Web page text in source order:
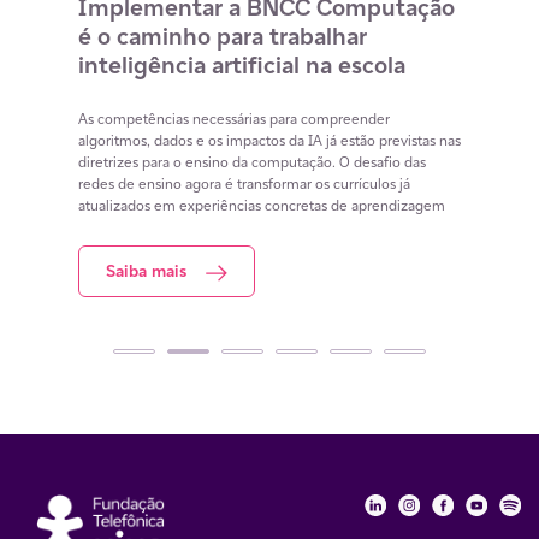
Implementar a BNCC Computação
é o caminho para trabalhar
inteligência artificial na escola
As competências necessárias para compreender
algoritmos, dados e os impactos da IA já estão previstas nas
diretrizes para o ensino da computação. O desafio das
redes de ensino agora é transformar os currículos já
atualizados em experiências concretas de aprendizagem
Saiba mais
Fundação
Fundação